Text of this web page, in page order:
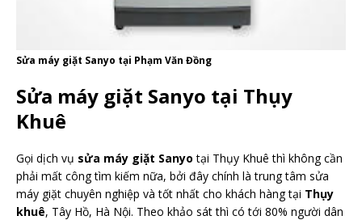
Sửa máy giặt Sanyo tại Phạm Văn Đồng
Sửa máy giặt Sanyo tại Thụy
Khuê
Gọi dịch vụ sửa máy giặt Sanyo tại Thụy Khuê thì không cần
phải mất công tìm kiếm nữa, bởi đây chính là trung tâm sửa
máy giặt chuyên nghiệp và tốt nhất cho khách hàng tại Thụy
khuê, Tây Hồ, Hà Nội. Theo khảo sát thì có tới 80% người dân